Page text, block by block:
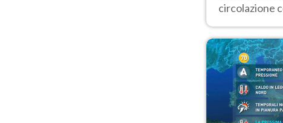
circolazione
giorni,
Ferragosto